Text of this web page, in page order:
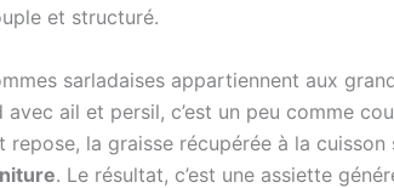
et structuré.
sarladaises appartiennent aux
avec ail et persil, c’est un peu comme
repose, la graisse récupérée à la
. Le résultat, c’est une assiette